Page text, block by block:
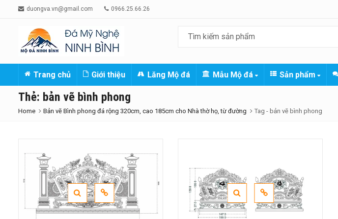
duongva.vn@gmail.com 0966.25.66.26
Trang chủ Giới thiệu Lăng Mộ đá Mẫu Mộ đá Sản phẩm
Thẻ: bản vẽ bình phong
Home Bản vẽ Bình phong đá rộng 320cm, cao 185cm cho Nhà thờ họ, từ đường Tag - bản vẽ bình phong